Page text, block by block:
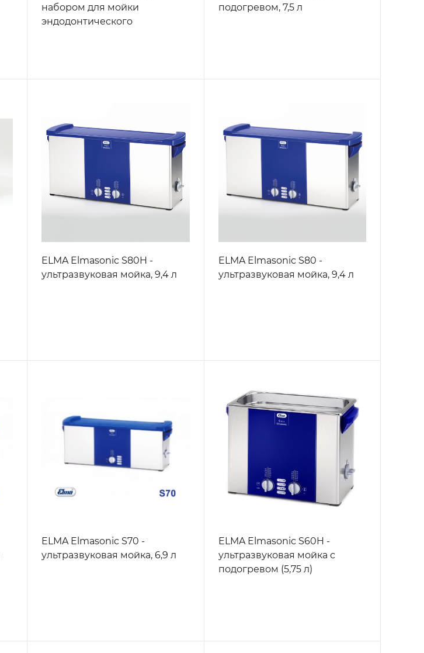
набором для мойки
эндодонтического
подогревом, 7,5 л
ELMA Elmasonic S80H -
ультразвуковая мойка, 9,4 л
ELMA Elmasonic S80 -
ультразвуковая мойка, 9,4 л
ELMA Elmasonic S70 -
ультразвуковая мойка, 6,9 л
ELMA Elmasonic S60H -
ультразвуковая мойка с
подогревом (5,75 л)